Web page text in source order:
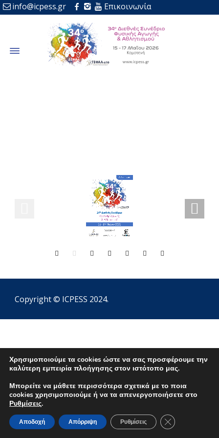
info@icpess.gr Επικοινωνία
34ο Διεθνές Συνέδριο
Φυσικής Αγωγής
& Αθλητισμού
Κομοτηνή
www.icpess gr
Α’ Ανακοίνωση
15 - 17 Μαΐου 2026
Copyright © ICPESS 2024.
Χρησιμοποιούμε τα cookies ώστε να σας προσφέρουμε την
καλύτερη εμπειρία πλοήγησης στον ιστότοπο μας.
Μπορείτε να μάθετε περισσότερα σχετικά με το ποια
cookies χρησιμοποιούμε ή να τα απενεργοποιήσετε στο
Ρυθμίσεις.
Αποδοχή Απόρριψη Ρυθμίσεις Κλείσιμο του